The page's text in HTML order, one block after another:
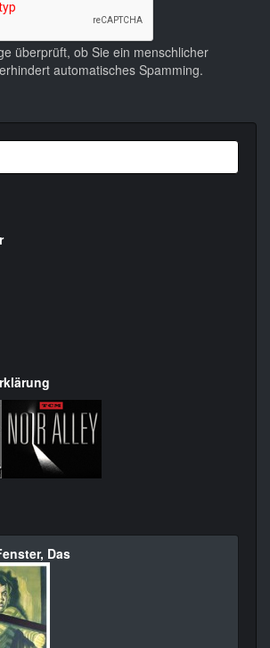
überprüft, ob Sie ein menschlicher
automatisches Spamming.
Das